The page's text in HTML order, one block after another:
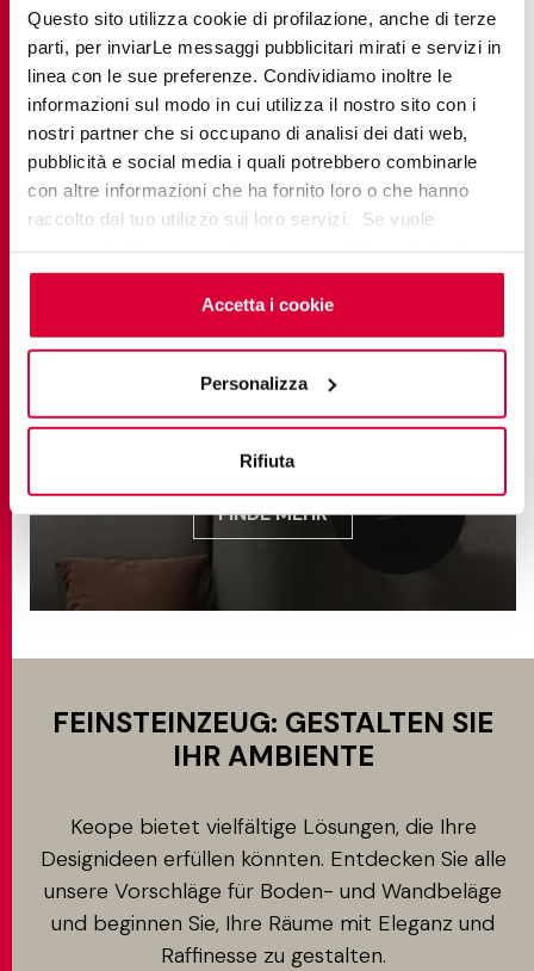
Questo sito utilizza cookie di profilazione, anche di terze
parti, per inviarLe messaggi pubblicitari mirati e servizi in
linea con le sue preferenze. Condividiamo inoltre le
informazioni sul modo in cui utilizza il nostro sito con i
nostri partner che si occupano di analisi dei dati web,
pubblicità e social media i quali potrebbero combinarle
con altre informazioni che ha fornito loro o che hanno
raccolto dal tuo utilizzo sui loro servizi. Se vuole
cookieclicchi qui. Il consenso può essere espresso
cliccando sul tasto “Accetta i cookie”. Se non vuole i
cookie di profilazione può negare il consenso sul tasto
Accetta i cookie
Personalizza
Rifiuta
BRYSTONE
FINDE MEHR
FEINSTEINZEUG: GESTALTEN SIE
IHR AMBIENTE
Keope bietet vielfältige Lösungen, die Ihre
Designideen erfüllen könnten. Entdecken Sie alle
unsere Vorschläge für Boden- und Wandbeläge
und beginnen Sie, Ihre Räume mit Eleganz und
Raffinesse zu gestalten.